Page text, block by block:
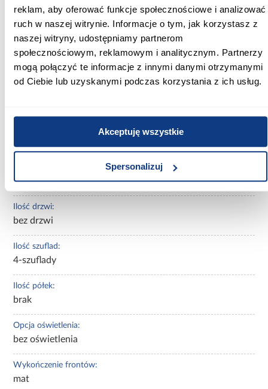
reklam, aby oferować funkcje społecznościowe i analizować
ruch w naszej witrynie. Informacje o tym, jak korzystasz z
naszej witryny, udostępniamy partnerom
społecznościowym, reklamowym i analitycznym. Partnerzy
mogą połączyć te informacje z innymi danymi otrzymanymi
od Ciebie lub uzyskanymi podczas korzystania z ich usług.
Akceptuję wszystkie
Spersonalizuj
Szerokość [cm]:
40.00
Głębokość [cm]:
komoda
Ilość drzwi:
bez drzwi
Ilość szuflad:
4-szuflady
Ilość półek:
brak
Opcja oświetlenia:
bez oświetlenia
Wykończenie frontów:
mat